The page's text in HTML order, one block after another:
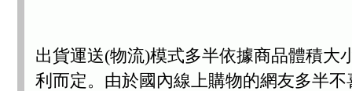
出貨運送(物流)模式多半依據商品體積大
利而定。由於國內線上購物的網友多半不